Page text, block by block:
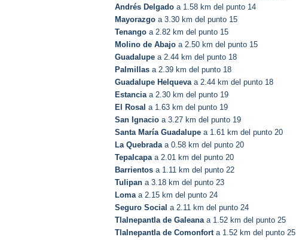
Andrés Delgado a 1.58 km del punto 14
Mayorazgo a 3.30 km del punto 15
Tenango a 2.82 km del punto 15
Molino de Abajo a 2.50 km del punto 15
Guadalupe a 2.44 km del punto 18
Palmillas a 2.39 km del punto 18
Guadalupe Helquevaa 2.44 km del punto 18
Estanciaa 2.30 km del punto 19
El Rosal a 1.63 km del punto 19
San Ignacio a 3.27 km del punto 19
Santa María Guadalupe a 1.61 km del punto 20
La Quebradaa 0.58 km del punto 20
Tepalcapaa 2.01 km del punto 20
Barrientos a 1.11 km del punto 22
Tulipan a 3.18 km del punto 23
Lomaa 2.15 km del punto 24
Seguro Social a 2.11 km del punto 24
Tlalnepantla de Galeanaa 1.52 km del punto 25
Tlalnepantla de Comonforta 1.52 km del punto 25